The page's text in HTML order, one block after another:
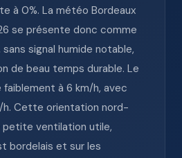
à 0%. La météo Bordeaux
se présente donc comme
signal humide notable,
de beau temps durable. Le
à 6 km/h, avec
h. Cette orientation nord-
ventilation utile,
bordelais et sur les